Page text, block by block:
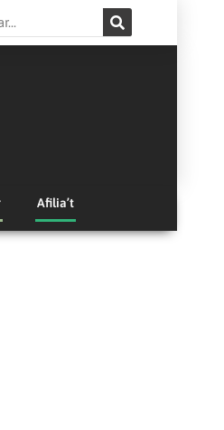
Afilia’t